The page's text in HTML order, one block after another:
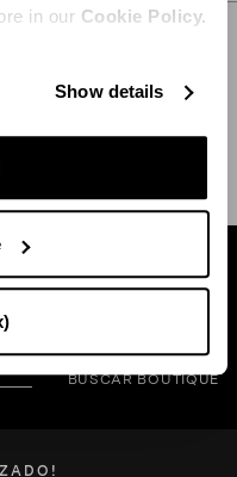
in our Cookie Policy.
Show details
BUSCAR BOUTIQUE